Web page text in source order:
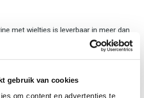
gebruik van cookies
om content en advertenties te
met wieltjes is leverbaar in meer dan
en kleuren. Hierdoor kunt u de stoel
velours stoffen maar ook uit bijv.
stoffen.